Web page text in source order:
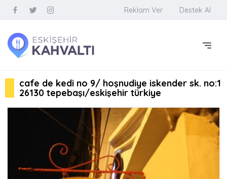
Reklam Ver Destek Al
cafe de kedi no 9/ hoşnudiye iskender sk. no:1
26130 tepebaşı/eskişehir türkiye